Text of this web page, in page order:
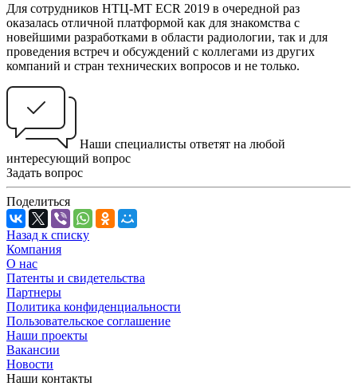
Для сотрудников НТЦ-МТ ECR 2019 в очередной раз
оказалась отличной платформой как для знакомства с
новейшими разработками в области радиологии, так и для
проведения встреч и обсуждений с коллегами из других
компаний и стран технических вопросов и не только.
Наши специалисты ответят на любой
интересующий вопрос
Задать вопрос
Поделиться
Назад к списку
Компания
О нас
Патенты и свидетельства
Партнеры
Политика конфиденциальности
Пользовательское соглашение
Наши проекты
Вакансии
Новости
Наши контакты